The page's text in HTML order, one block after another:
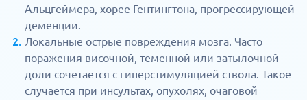
Альцгеймера, хорее Гентингтона, прогрессирующей
деменции.
Локальные острые повреждения мозга. Часто
поражения височной, теменной или затылочной
доли сочетается с гиперстимуляцией ствола. Такое
случается при инсультах, опухолях, очаговой